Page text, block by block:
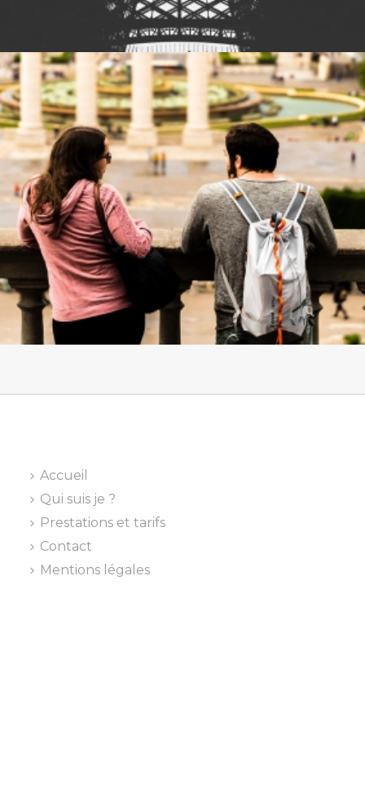
Accueil
Qui suis je ?
Prestations et tarifs
Contact
Mentions légales